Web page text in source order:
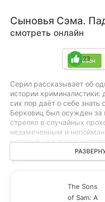
Сыновья Сэма.
смотреть онлайн
1 сезон
23
Серил рассказывает об
истории
сих пор даёт о себе знать
Берковиц был осужден за
стрелял в случайных
незамеченным и
который уже давно
преступника. Он убежден
просто сумасшедшим, а
опаснейший культ.
зрителям в этом сериале.
The Sons
of Sam: A